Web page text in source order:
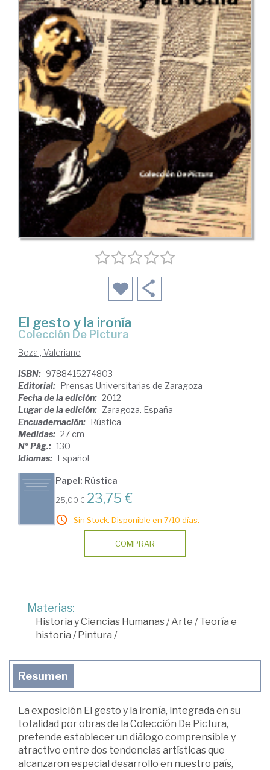
El gesto y la ironía
Colección De Pictura
Bozal, Valeriano
ISBN: 9788415274803
Editorial: Prensas Universitarias de Zaragoza
Fecha de la edición: 2012
Lugar de la edición: Zaragoza. España
Encuadernación: Rústica
Medidas: 27 cm
Nº Pág.: 130
Idiomas: Español
Papel: Rústica
25,00 € 23,75 €
Sin Stock. Disponible en 7/10 días.
COMPRAR
Materias:
Historia y Ciencias Humanas /Arte /Teoría e
historia /Pintura /
Resumen
La exposición El gesto y la ironía, integrada en su
totalidad por obras de la Colección De Pictura,
pretende establecer un diálogo comprensible y
atractivo entre dos tendencias artísticas que
alcanzaron especial desarrollo en nuestro país,